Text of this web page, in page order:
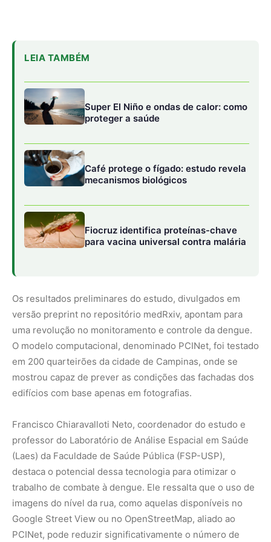
Os resultados preliminares do estudo, divulgados em
versão preprint no repositório medRxiv, apontam para
O modelo computacional, denominado PCINet, foi testado
em 200 quarteirões da cidade de Campinas, onde se
mostrou capaz de prever as condições das fachadas dos
Francisco Chiaravalloti Neto, coordenador do estudo e
professor do Laboratório de Análise Espacial em Saúde
destaca o potencial dessa tecnologia para otimizar o
imagens do nível da rua, como aquelas disponíveis no
Google Street View ou no OpenStreetMap, aliado ao
PCINet, pode reduzir significativamente o número de
visitas presenciais necessárias para identificar áreas de
alto risco.